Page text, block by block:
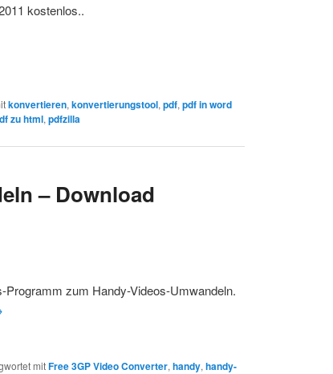
kostenlos..
konvertieren,konvertierungstool,pdf,pdf in word
zu html,pdfzilla
– Download
zum Handy-Videos-Umwandeln.
mitFree 3GP Video Converter, handy, handy-